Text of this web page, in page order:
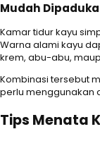
Mudah
Kamar tidur kayu
Warna alami kayu
krem, abu-abu,
Kombinasi tersebut
perlu menggunakan
Tips Menata